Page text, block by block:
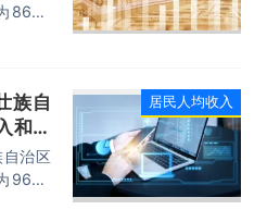
8686
，同
。
族自
和消
治区
9644
，同
居民人均收入